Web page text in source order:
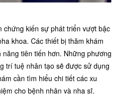
chứng kiến sự phát triển vượt bậc
khoa. Các thiết bị thăm khám
tiên tiến hơn. Những phương
trí tuệ nhân tạo sẽ được sử dụng
cần tìm hiểu chi tiết các xu
cho bệnh nhân và nha sĩ.